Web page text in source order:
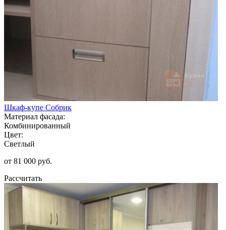
Шкаф-купе Собрик
Материал фасада:
Комбинированный
Цвет:
Светлый
от 81 000 руб.
Рассчитать